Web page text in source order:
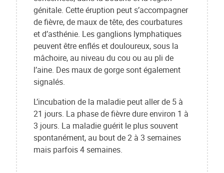
génitale. Cette éruption peut s’accompagner
de fièvre, de maux de tête, des courbatures
et d’asthénie. Les ganglions lymphatiques
peuvent être enflés et douloureux, sous la
mâchoire, au niveau du cou ou au pli de
l’aine. Des maux de gorge sont également
signalés.
L’incubation de la maladie peut aller de 5 à
21 jours. La phase de fièvre dure environ 1 à
3 jours. La maladie guérit le plus souvent
spontanément, au bout de 2 à 3 semaines
mais parfois 4 semaines.